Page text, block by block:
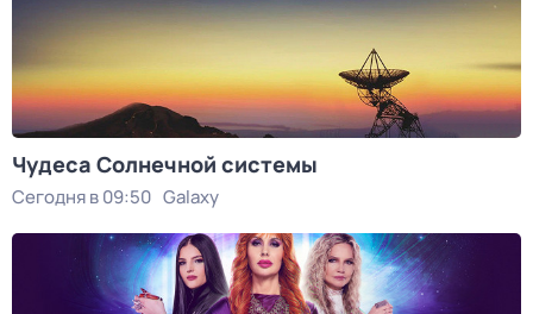
Чудеса Солнечной системы
Сегодня в 09:50 Galaxy